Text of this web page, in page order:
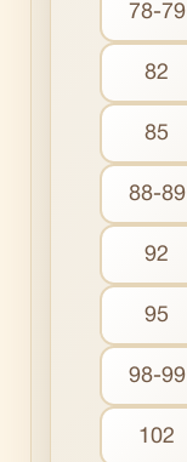
78-79
82
85
88-89
92
95
98-99
102